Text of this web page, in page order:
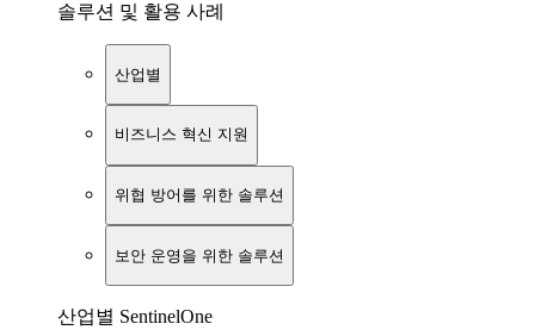
솔루션 및 활용 사례
산업별
비즈니스 혁신 지원
위협 방어를 위한 솔루션
보안 운영을 위한 솔루션
산업별 SentinelOne